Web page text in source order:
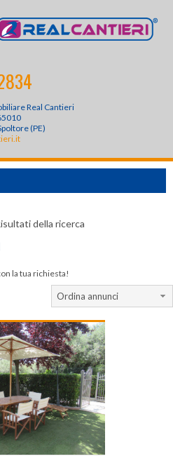
Real Cantieri
(PE)
della ricerca
la tua richiesta!
Ordina annunci